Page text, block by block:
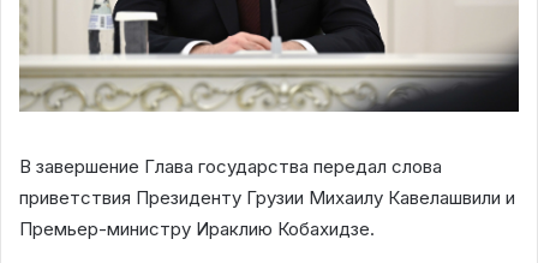
В завершение Глава государства передал слова
приветствия Президенту Грузии Михаилу Кавелашвили и
Премьер-министру Ираклию Кобахидзе.